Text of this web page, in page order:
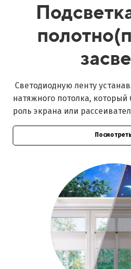
Светодиодную ленту
натяжного потолка, который
роль экрана или